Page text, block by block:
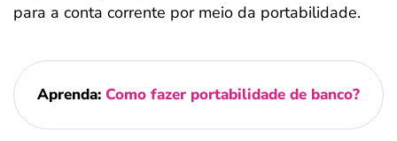
para a conta corrente por meio da portabilidade.
Aprenda: Como fazer portabilidade de banco?